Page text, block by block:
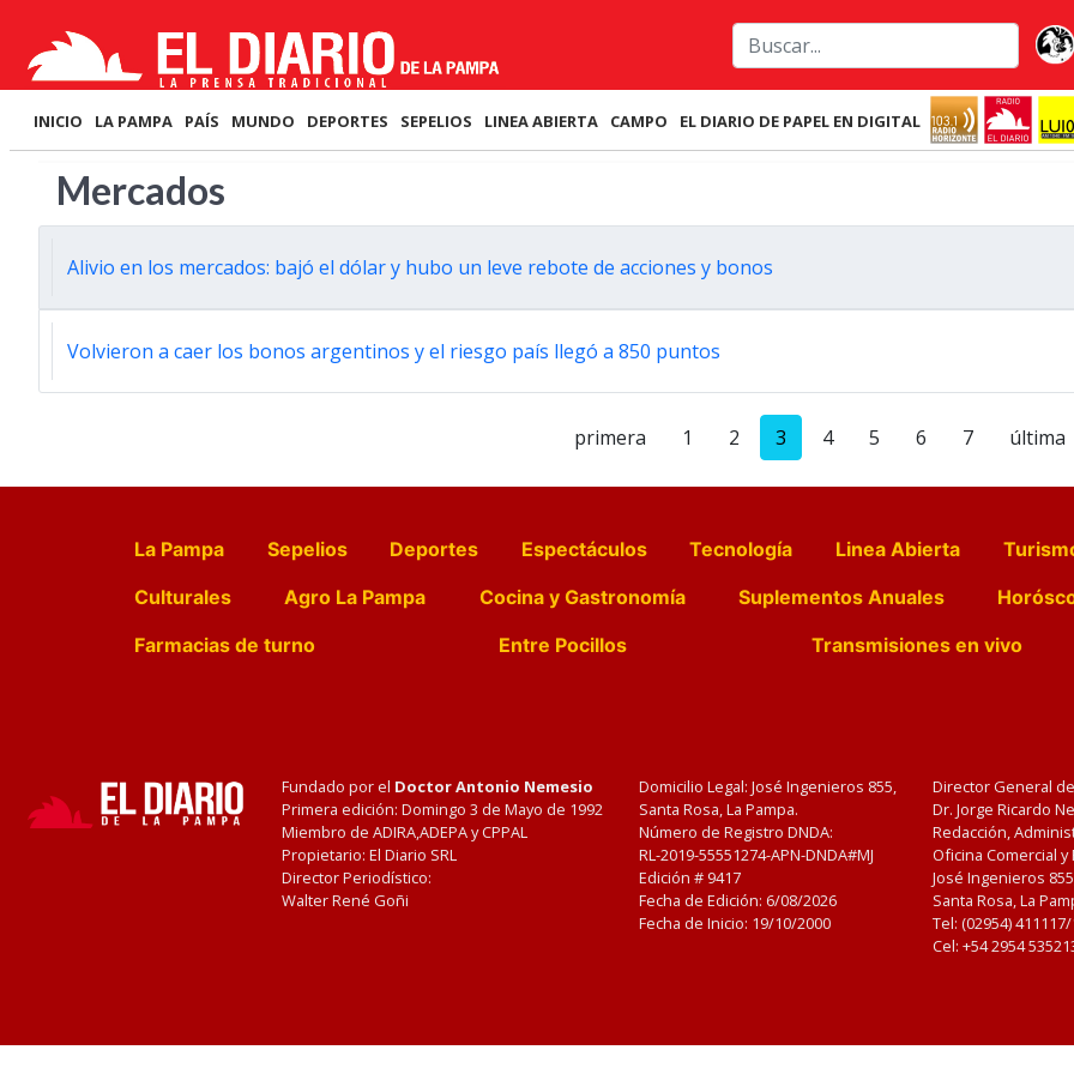
INICIO LA PAMPA PAÍS MUNDO DEPORTES SEPELIOS LINEA ABIERTA CAMPO EL DIARIO DE PAPEL EN DIGITAL
Mercados
Alivio en los mercados: bajó el dólar y hubo un leve rebote de acciones y bonos
Volvieron a caer los bonos argentinos y el riesgo país llegó a 850 puntos
primera 1 2 3 4 5 6 7 última
La Pampa Sepelios Deportes Espectáculos Tecnología Linea Abierta
Culturales
Agro La Pampa Cocina y Gastronomía Suplementos Anuales
Farmacias de turno
Entre Pocillos Transmisiones en vivo
Fundado por el Doctor Antonio Nemesio
Primera edición: Domingo 3 de Mayo de 1992
Miembro de ADIRA,ADEPA y CPPAL
Propietario: El Diario SRL
Director Periodístico:
Walter René Goñi
Domicilio Legal: José Ingenieros 855,
Santa Rosa, La Pampa.
Número de Registro DNDA:
RL-2019-55551274-APN-DNDA#MJ
Edición # 9417
Fecha de Edición: 6/08/2026
Fecha de Inicio: 19/10/2000
Director General
Dr. Jorge Ricardo
Redacción,
Oficina Comercial
José Ingenieros
Santa Rosa, La
Tel: (02954)
Cel: +54 2954